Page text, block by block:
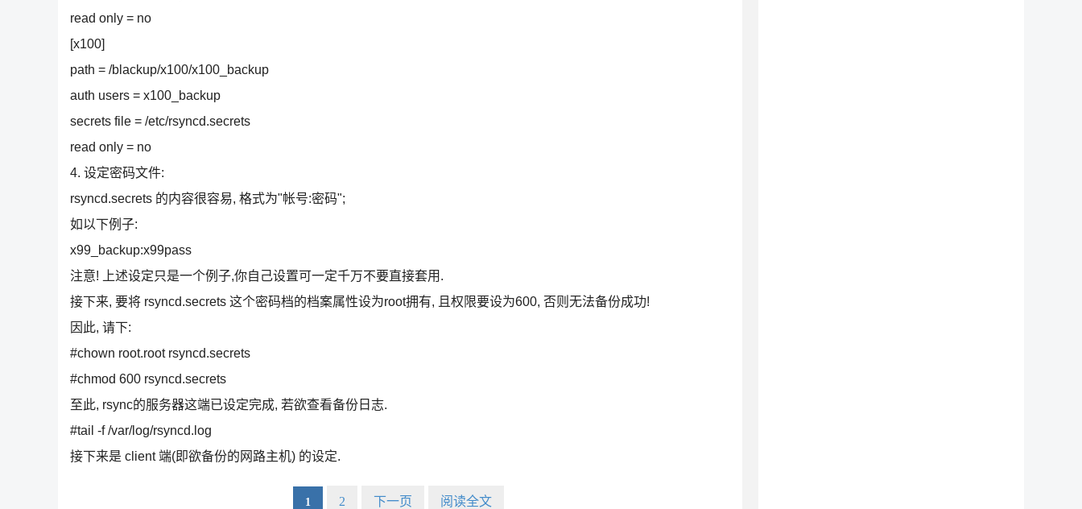
read only = no
[x100]
path = /blackup/x100/x100_backup
auth users = x100_backup
secrets file = /etc/rsyncd.secrets
read only = no
4. 设定密码文件:
rsyncd.secrets 的内容很容易, 格式为"帐号:密码";
如以下例子:
x99_backup:x99pass
注意! 上述设定只是一个例子,你自己设置可一定千万不要直接套用.
接下来, 要将 rsyncd.secrets 这个密码档的档案属性设为root拥有, 且权限要设为600, 否则无法备份成功!
因此, 请下:
#chown root.root rsyncd.secrets
#chmod 600 rsyncd.secrets
至此, rsync的服务器这端已设定完成, 若欲查看备份日志.
#tail -f /var/log/rsyncd.log
接下来是 client 端(即欲备份的网路主机) 的设定.
1 2 下一页 阅读全文